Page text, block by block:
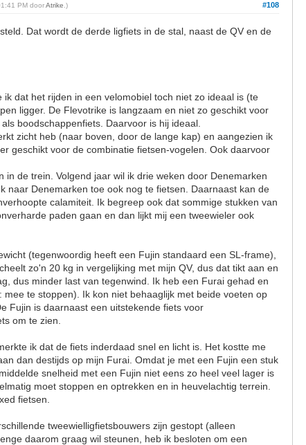
#108
PM doorAtrike.)
Dat wordt de derde ligfiets in de stal, naast de QV en de
dat het rijden in een velomobiel toch niet zo ideaal is (te
ligger. De Flevotrike is langzaam en niet zo geschikt voor
boodschappenfiets. Daarvoor is hij ideaal.
zicht heb (naar boven, door de lange kap) en aangezien ik
geschikt voor de combinatie fietsen-vogelen. Ook daarvoor
de trein. Volgend jaar wil ik drie weken door Denemarken
naar Denemarken toe ook nog te fietsen. Daarnaast kan de
calamiteit. Ik begreep ook dat sommige stukken van
paden gaan en dan lijkt mij een tweewieler ook
(tegenwoordig heeft een Fujin standaard een SL-frame),
zo'n 20 kg in vergelijking met mijn QV, dus dat tikt aan en
dus minder last van tegenwind. Ik heb een Furai gehad en
te stoppen). Ik kon niet behaaglijk met beide voeten op
Fujin is daarnaast een uitstekende fiets voor
om te zien.
ik dat de fiets inderdaad snel en licht is. Het kostte me
dan destijds op mijn Furai. Omdat je met een Fujin een stuk
snelheid met een Fujin niet eens zo heel veel lager is
moet stoppen en optrekken en in heuvelachtig terrein.
fietsen.
tweewielligfietsbouwers zijn gestopt (alleen
daarom graag wil steunen, heb ik besloten om een